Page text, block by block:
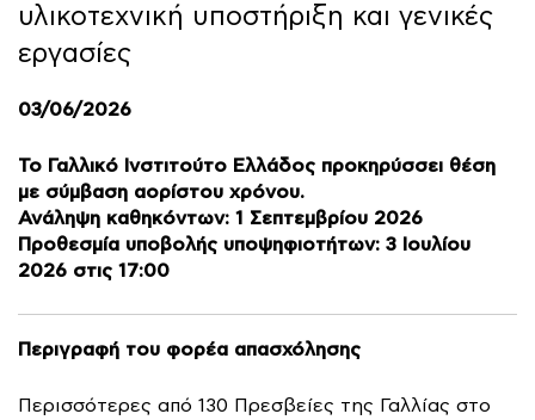
υλικοτεχνική υποστήριξη και γενικές
εργασίες
03/06/2026
Το Γαλλικό Ινστιτούτο Ελλάδος προκηρύσσει θέση
με σύμβαση αορίστου χρόνου.
Ανάληψη καθηκόντων: 1 Σεπτεμβρίου 2026
Προθεσμία υποβολής υποψηφιοτήτων: 3 Ιουλίου
2026 στις 17:00
Περιγραφή του φορέα απασχόλησης
Περισσότερες από 130 Πρεσβείες της Γαλλίας στο